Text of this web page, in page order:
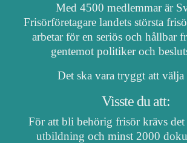
Med 4500 medlemmar är
Frisörföretagare landets största
arbetar för en seriös och hållbar
gentemot politiker och
Det ska vara tryggt att välja
Visste du att:
För att bli behörig frisör krävs det
utbildning och minst 2000